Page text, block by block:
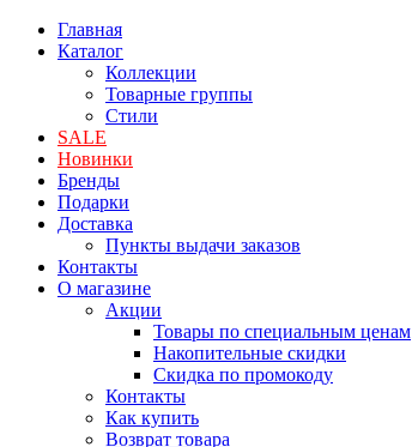
Главная
Каталог
Коллекции
Товарные группы
Стили
SALE
Новинки
Бренды
Подарки
Доставка
Пункты выдачи заказов
Контакты
О магазине
Акции
Товары по специальным ценам
Накопительные скидки
Скидка по промокоду
Контакты
Как купить
Возврат товара